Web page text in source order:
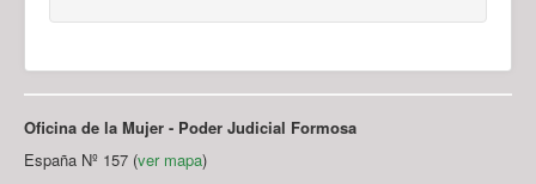
Oficina de la Mujer - Poder Judicial Formosa
España Nº 157 (ver mapa)